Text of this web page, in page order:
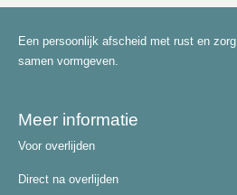
Een persoonlijk afscheid met rust en zorg
samen vormgeven.
Meer informatie
Voor overlijden
Direct na overlijden